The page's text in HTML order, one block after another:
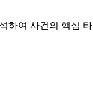
여 사건의 핵심